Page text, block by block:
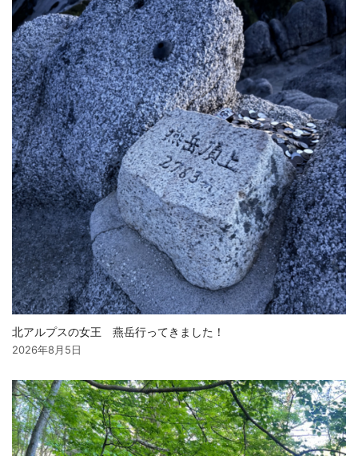
北アルプスの女王 燕岳行ってきました！
2026年8月5日